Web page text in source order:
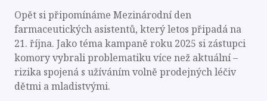
Opět si připomínáme Mezinárodní den
farmaceutických asistentů, který letos připadá na
21. října. Jako téma kampaně roku 2025 si zástupci
komory vybrali problematiku více než aktuální –
rizika spojená s užíváním volně prodejných léčiv
dětmi a mladistvými.